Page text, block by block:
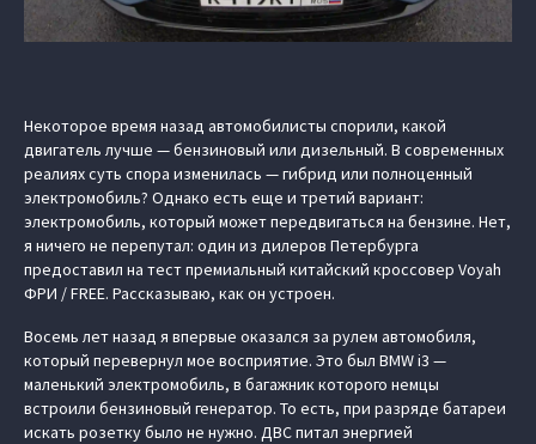
Некоторое время назад автомобилисты спорили, какой
двигатель лучше — бензиновый или дизельный. В современных
реалиях суть спора изменилась — гибрид или полноценный
электромобиль? Однако есть еще и третий вариант:
электромобиль, который может передвигаться на бензине. Нет,
я ничего не перепутал: один из дилеров Петербурга
предоставил на тест премиальный китайский кроссовер Voyah
ФРИ / FREE. Рассказываю, как он устроен.
Восемь лет назад я впервые оказался за рулем автомобиля,
который перевернул мое восприятие. Это был BMW i3 —
маленький электромобиль, в багажник которого немцы
встроили бензиновый генератор. То есть, при разряде батареи
искать розетку было не нужно. ДВС питал энергией